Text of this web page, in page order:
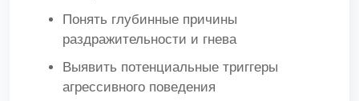
Понять глубинные причины
раздражительности и гнева
Выявить потенциальные триггеры
агрессивного поведения